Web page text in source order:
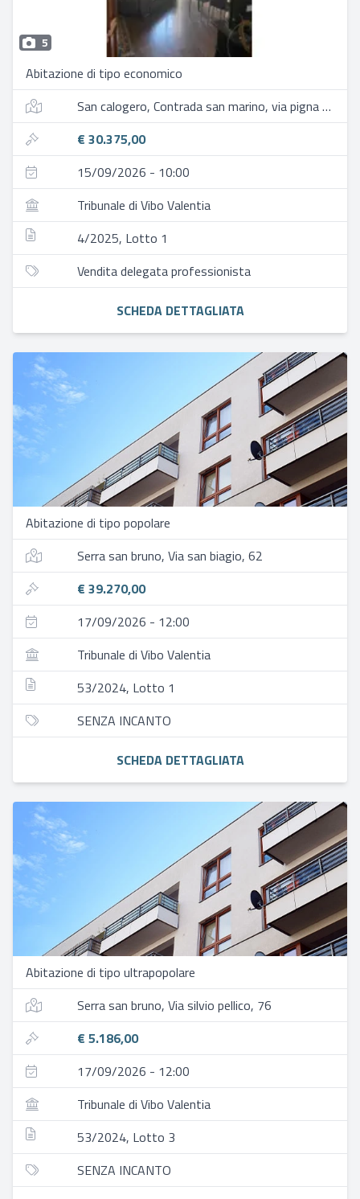
5
Abitazione di tipo economico
San calogero, Contrada san marino, via pigna 11
€ 30.375,00
15/09/2026 - 10:00
Tribunale di Vibo Valentia
4/2025, Lotto 1
Vendita delegata professionista
SCHEDA DETTAGLIATA
Abitazione di tipo popolare
Serra san bruno, Via san biagio, 62
€ 39.270,00
17/09/2026 - 12:00
Tribunale di Vibo Valentia
53/2024, Lotto 1
SENZA INCANTO
SCHEDA DETTAGLIATA
Abitazione di tipo ultrapopolare
Serra san bruno, Via silvio pellico, 76
€ 5.186,00
17/09/2026 - 12:00
Tribunale di Vibo Valentia
53/2024, Lotto 3
SENZA INCANTO